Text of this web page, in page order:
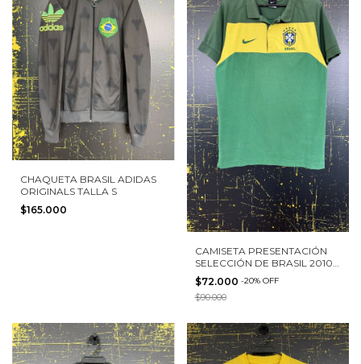
CHAQUETA BRASIL ADIDAS
ORIGINALS TALLA S
$165.000
CAMISETA PRESENTACIÓN
SELECCIÓN DE BRASIL 2010
NIKE TALLA S
$72.000 -20% OFF
$90.000